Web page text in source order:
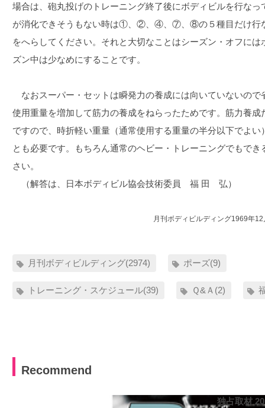
場合は、砲丸投げのトレーニング終了後にボディビルを行な
が消化できそうもない時は①、②、④、⑦、⑧の５種目だけ行
をへらしてください。それと大切なことはシーズン・オフに
ズン中は少なめにすることです。
なおスーパー・セットは瞬発力の養成には向いていないので
使用重量を増加して筋力の養成をねらったためです。筋力養
ですので、時折軽い重量（通常使用する重量の半分以下でよ
とも必要です。もちろん通常のヘビー・トレーニングでもで
さい。
（解答は、日本ボディビル協会技術委員 福 田 弘）
月刊ボディビルディング1969年12
月刊ボディビルディング(2974) ポーズ(9)
トレーニング・スケジュール(39) Ｑ&Ａ(2)
Recommend
独占取材